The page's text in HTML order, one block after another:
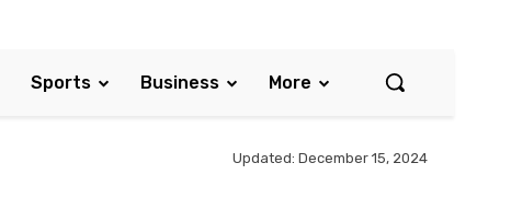
Sports Business More
Updated: December 15, 2024